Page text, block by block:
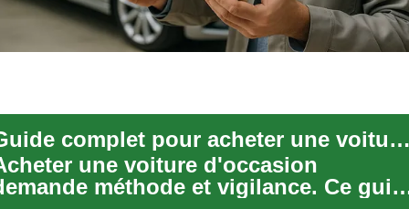
Guide complet pour acheter une voiture d'occasion fiable
une voiture d'occasion
méthode et vigilance. Ce